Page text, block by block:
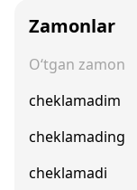
Zamonlar
O‘tgan zamon
cheklamadim
cheklamading
cheklamadi